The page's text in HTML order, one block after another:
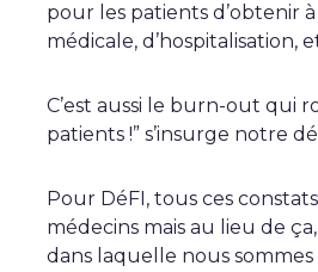
pour les patients d’obtenir
médicale, d’hospitalisation,
C’est aussi le burn-out qui
patients !” s’insurge notre
Pour DéFI, tous ces
médecins mais au lieu de
dans laquelle nous